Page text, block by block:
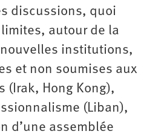
discussions, quoi
autour de la
institutions,
et non soumises aux
(Irak, Hong Kong),
(Liban),
d’une assemblée